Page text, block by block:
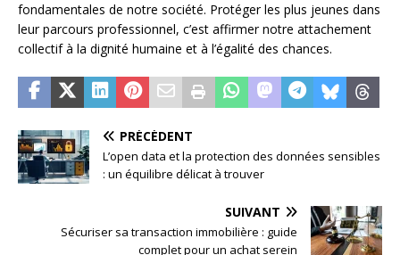
fondamentales de notre société. Protéger les plus jeunes dans
leur parcours professionnel, c’est affirmer notre attachement
collectif à la dignité humaine et à l’égalité des chances.
PRÉCÉDENT
L’open data et la protection des données sensibles
: un équilibre délicat à trouver
SUIVANT
Sécuriser sa transaction immobilière : guide
complet pour un achat serein